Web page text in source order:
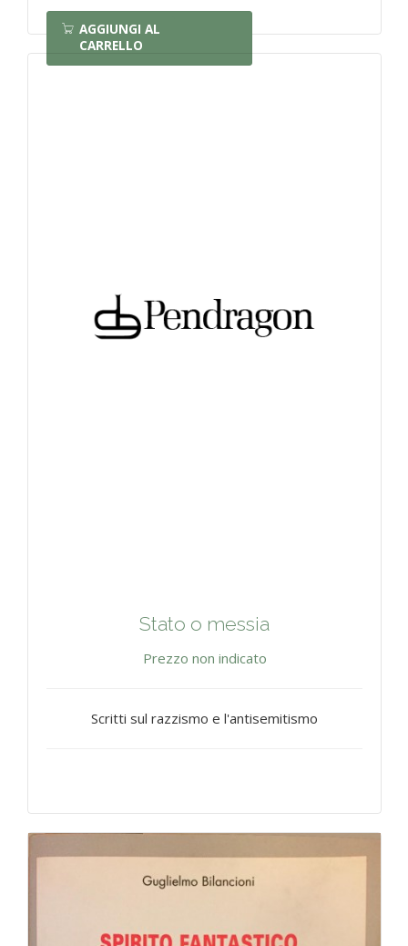
AGGIUNGI AL
CARRELLO
Stato o messia
Prezzo non indicato
Scritti sul razzismo e l'antisemitismo